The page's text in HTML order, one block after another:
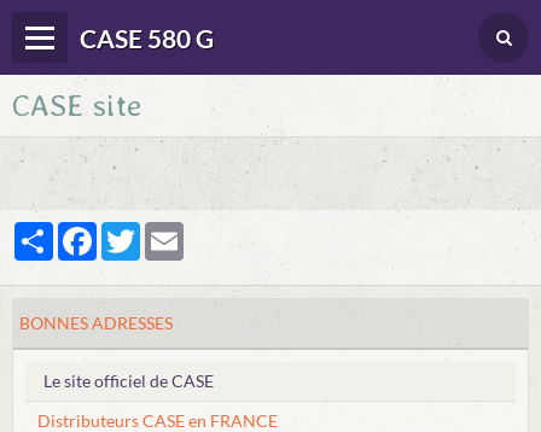
CASE 580 G
Panier
Votre compte
Langues
DONNEES TECHNIQUES
CONDUITE
ENTRETIEN
CASE site
PartagerFacebook
Twitter
BONNES ADRESSES
Le site officiel de CASE
Distributeurs CASE en FRANCE